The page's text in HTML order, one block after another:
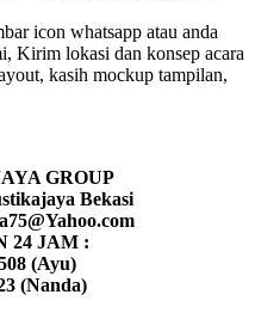
icon whatsapp atau anda
Kirim lokasi dan konsep acara
kasih mockup tampilan,
GROUP
Bekasi
24 JAM :
(Ayu)
(Nanda)